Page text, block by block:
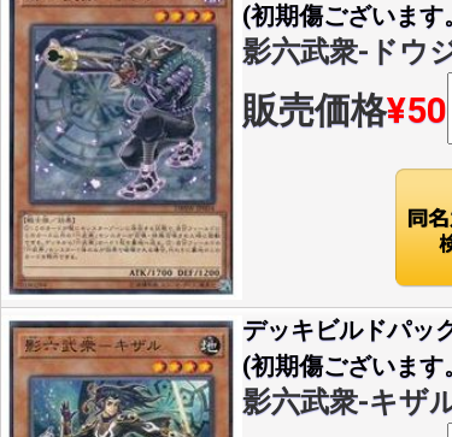
(初期傷ございます
影六武衆-ドウ
販売価格¥50
デッキビルドパッ
(初期傷ございます
影六武衆-キザ